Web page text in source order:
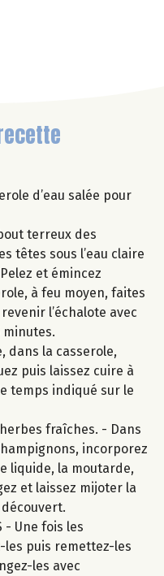
d’eau salée pour
terreux des
têtes sous l’eau claire
et émincez
à feu moyen, faites
l’échalote avec
dans la casserole,
puis laissez cuire à
temps indiqué sur le
herbes fraîches. - Dans
incorporez
liquide, la moutarde,
et laissez mijoter la
- Une fois les
les puis remettez-les
les avec